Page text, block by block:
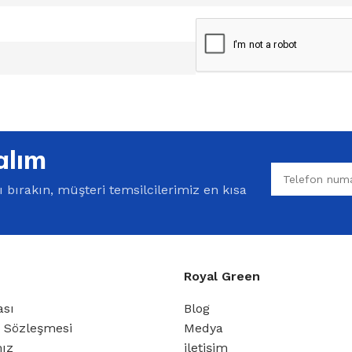
müşteri temsilcilerimiz en kısa
Sözleşmesi
Royal Green
Blog
Medya
iletişim